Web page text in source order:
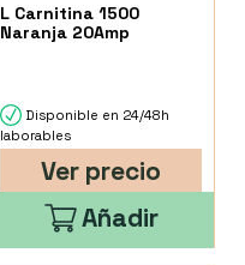
L Carnitina 1500
Naranja 20Amp
Disponible en 24/48h
laborables
Ver precio
Añadir